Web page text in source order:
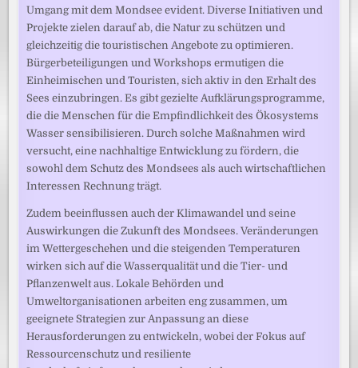
Umgang mit dem Mondsee evident. Diverse Initiativen und
Projekte zielen darauf ab, die Natur zu schützen und
gleichzeitig die touristischen Angebote zu optimieren.
Bürgerbeteiligungen und Workshops ermutigen die
Einheimischen und Touristen, sich aktiv in den Erhalt des
Sees einzubringen. Es gibt gezielte Aufklärungsprogramme,
die die Menschen für die Empfindlichkeit des Ökosystems
Wasser sensibilisieren. Durch solche Maßnahmen wird
versucht, eine nachhaltige Entwicklung zu fördern, die
sowohl dem Schutz des Mondsees als auch wirtschaftlichen
Interessen Rechnung trägt.
Zudem beeinflussen auch der Klimawandel und seine
Auswirkungen die Zukunft des Mondsees. Veränderungen
im Wettergeschehen und die steigenden Temperaturen
wirken sich auf die Wasserqualität und die Tier- und
Pflanzenwelt aus. Lokale Behörden und
Umweltorganisationen arbeiten eng zusammen, um
geeignete Strategien zur Anpassung an diese
Herausforderungen zu entwickeln, wobei der Fokus auf
Ressourcenschutz und resiliente